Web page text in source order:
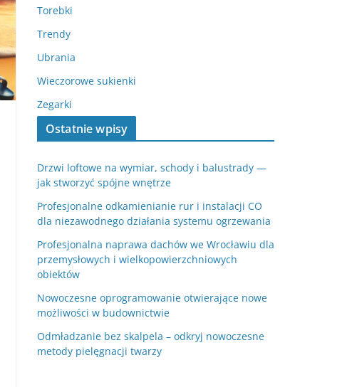
Torebki
Trendy
Ubrania
Wieczorowe sukienki
Zegarki
Ostatnie wpisy
Drzwi loftowe na wymiar, schody i balustrady —
jak stworzyć spójne wnętrze
Profesjonalne odkamienianie rur i instalacji CO
dla niezawodnego działania systemu ogrzewania
Profesjonalna naprawa dachów we Wrocławiu dla
przemysłowych i wielkopowierzchniowych
obiektów
Nowoczesne oprogramowanie otwierające nowe
możliwości w budownictwie
Odmładzanie bez skalpela – odkryj nowoczesne
metody pielęgnacji twarzy